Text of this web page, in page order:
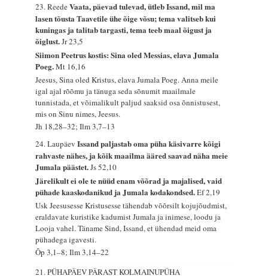
23. ReedeVaata, päevad tulevad, ütleb Issand, mil ma
lasen tõusta Taavetile ühe õige võsu; tema valitseb kui
kuningas ja talitab targasti, tema teeb maal õigust ja
õiglust.Jr 23,5
Siimon Peetrus kostis: Sina oled Messias, elava Jumala
Poeg.Mt 16,16
Jeesus, Sina oled Kristus, elava Jumala Poeg. Anna meile
igal ajal rõõmu ja tänuga seda sõnumit maailmale
tunnistada, et võimalikult paljud saaksid osa õnnistusest,
mis on Sinu nimes, Jeesus.
Jh 18,28–32; Ilm 3,7–13
24. LaupäevIssand paljastab oma püha käsivarre kõigi
rahvaste nähes, ja kõik maailma ääred saavad näha meie
Jumala päästet.Js 52,10
Järelikult ei ole te nüüd enam võõrad ja majalised, vaid
pühade kaaskodanikud ja Jumala kodakondsed.Ef 2,19
Usk Jeesusesse Kristusesse tähendab võõrsilt kojujõudmist,
eraldavate kuristike kadumist Jumala ja inimese, loodu ja
Looja vahel. Täname Sind, Issand, et ühendad meid oma
pühadega igavesti.
Õp 3,1–8; Ilm 3,14–22
21. PÜHAPÄEV PÄRAST KOLMAINUPÜHA